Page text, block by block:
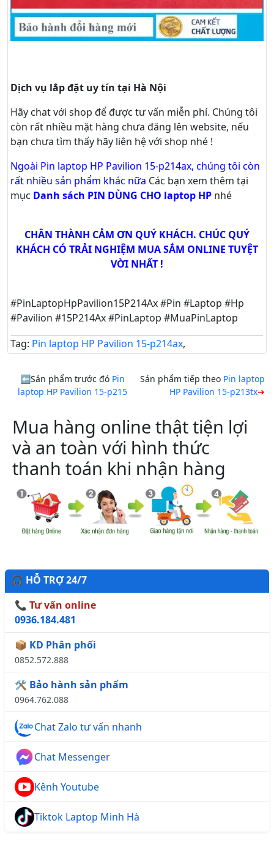
Dịch vụ lắp đặt uy tín tại Hà Nội
Hãy chatvới shop để được tư vấn miễn phí. Chúng tôi
còn rất nhiều mặt hàng chưa đăng lên website, nếu
bạn chưa tìm thấy hãy liên hệ với shop nhé !
Ngoài Pin laptop HP Pavilion 15-p214ax, chúng tôi còn
rất nhiều sản phẩm khác nữa Các bạn xem thêm tại
mục Danh sách PIN DÙNG CHO laptop HP nhé
CHÂN THÀNH CẢM ƠN QUÝ KHÁCH. CHÚC QUÝ
KHÁCH CÓ TRẢI NGHIỆM MUA SẮM ONLINE TUYỆT
VỜI NHẤT !
#PinLaptopHpPavilion15P214Ax #Pin #Laptop #Hp
#Pavilion #15P214Ax #PinLaptop #MuaPinLaptop
Tag: Pin laptop HP Pavilion 15-p214ax,
Sản phẩm trước đó Pin
laptop HP Pavilion 15-p215
Sản phẩm tiếp theo Pin laptop
HP Pavilion 15-p213tx
Mua hàng online thật tiện lợi
và an toàn với hình thức
thanh toán khi nhận hàng
🎧 HỖ TRỢ 24/7
📞 Tư vấn online
0936.184.481
📦 KD Phân phối
0852.572.888
🛠️ Bảo hành sản phẩm
0964.762.088
Chat Zalo tư vấn nhanh
Chat Messenger
Kênh Youtube
Tiktok Laptop Minh Hà